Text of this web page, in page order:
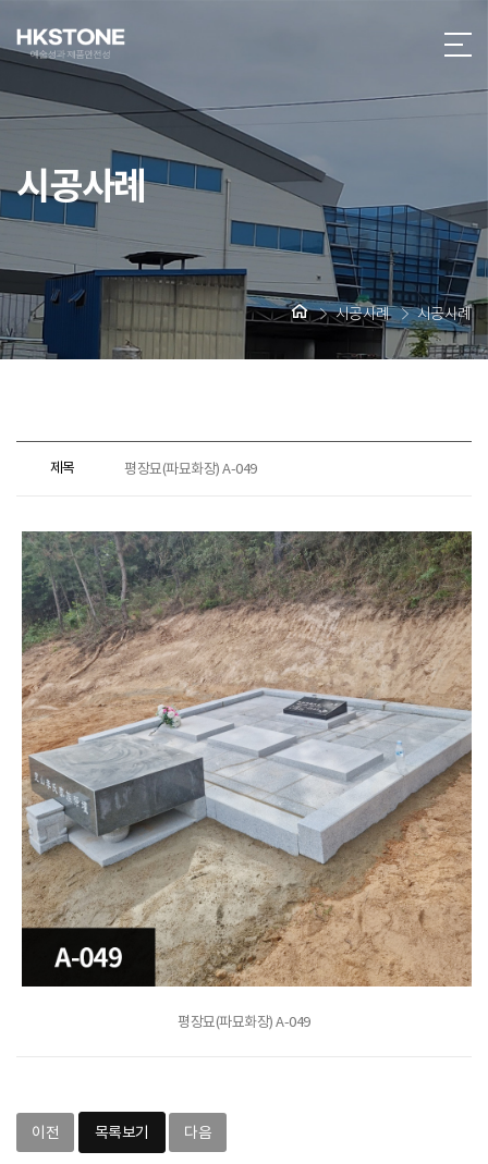
시공사례
시공사례 시공사례
제목 평장묘(파묘화장) A-049
평장묘(파묘화장) A-049
이전 목록보기 다음